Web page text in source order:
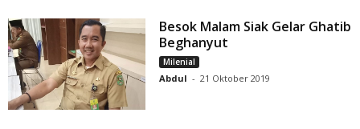
Besok Malam Siak Gelar Ghatib
Beghanyut
Milenial
Abdul - 21 Oktober 2019